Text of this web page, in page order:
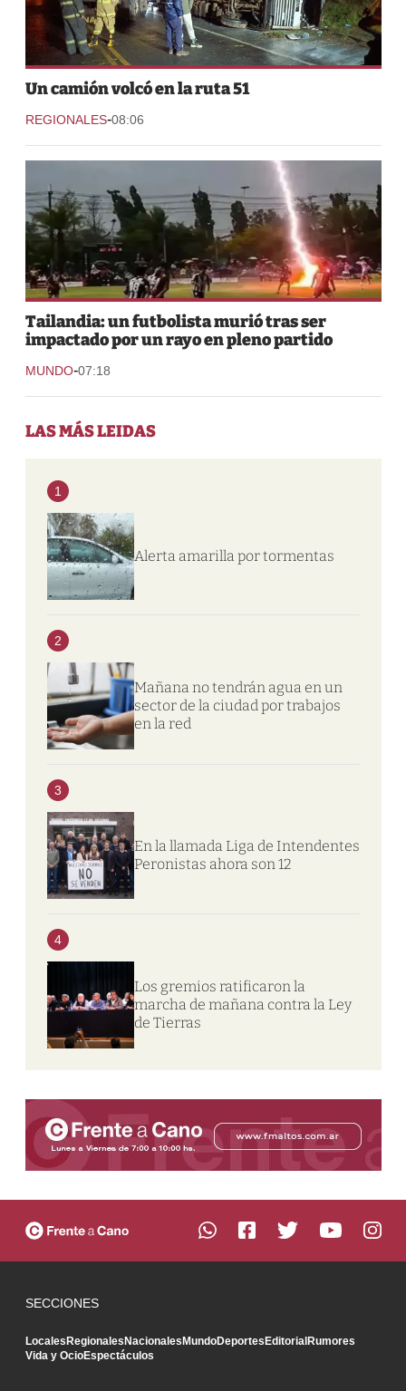
Un camión volcó en la ruta 51
REGIONALES-08:06
Tailandia: un futbolista murió tras ser
impactado por un rayo en pleno partido
MUNDO-07:18
LAS MÁS LEIDAS
1
Alerta amarilla por tormentas
2
Mañana no tendrán agua en un
sector de la ciudad por trabajos
en la red
3
En la llamada Liga de Intendentes
Peronistas ahora son 12
4
Los gremios ratificaron la
marcha de mañana contra la Ley
de Tierras
SECCIONES
LocalesRegionalesNacionalesMundoDeportesEditorialRumores
Vida y OcioEspectáculos